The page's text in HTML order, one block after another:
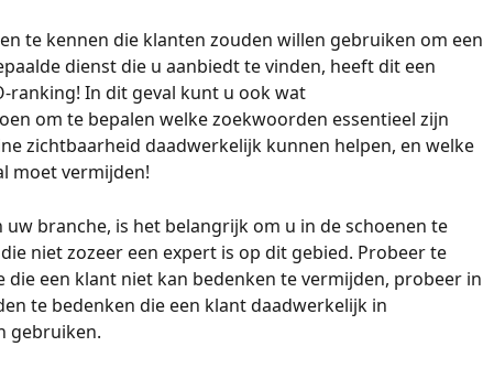
te kennen die klanten zouden willen gebruiken om een
dienst die u aanbiedt te vinden, heeft dit een
ranking! In dit geval kunt u ook wat
om te bepalen welke zoekwoorden essentieel zijn
zichtbaarheid daadwerkelijk kunnen helpen, en welke
moet vermijden!
branche, is het belangrijk om u in de schoenen te
niet zozeer een expert is op dit gebied. Probeer te
een klant niet kan bedenken te vermijden, probeer in
te bedenken die een klant daadwerkelijk in
gebruiken.